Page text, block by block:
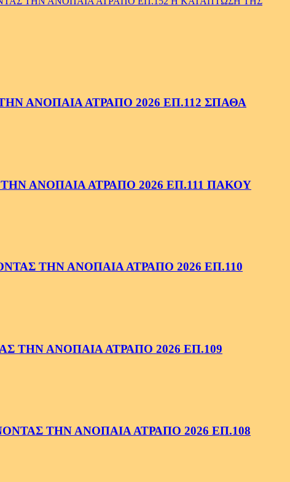
ΑΝΟΠΑΙΑ ΑΤΡΑΠΟ 2026 ΕΠ.112 ΣΠΑΘΑ
ΑΝΟΠΑΙΑ ΑΤΡΑΠΟ 2026 ΕΠ.111 ΠΑΚΟΥ
ΤΗΝ ΑΝΟΠΑΙΑ ΑΤΡΑΠΟ 2026 ΕΠ.110
ΤΗΝ ΑΝΟΠΑΙΑ ΑΤΡΑΠΟ 2026 ΕΠ.109
ΤΗΝ ΑΝΟΠΑΙΑ ΑΤΡΑΠΟ 2026 ΕΠ.108